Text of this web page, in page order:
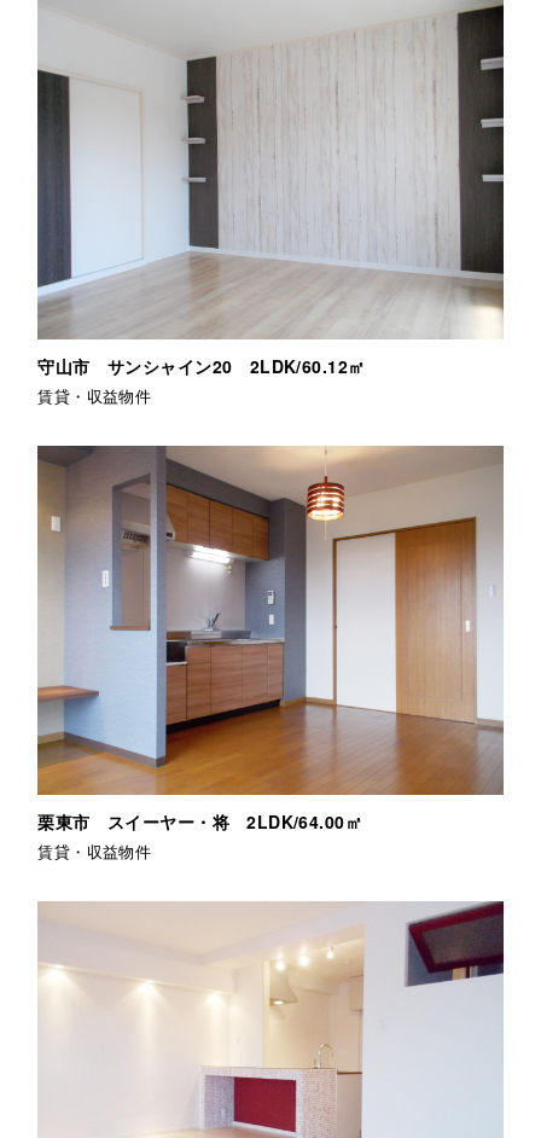
守山市 サンシャイン20 2LDK/60.12㎡
賃貸・収益物件
栗東市 スイーヤー・将 2LDK/64.00㎡
賃貸・収益物件